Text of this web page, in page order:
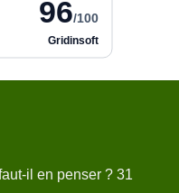
il en penser ? 31